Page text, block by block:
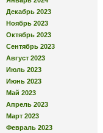
Декабрь 2023
Ноябрь 2023
Октябрь 2023
Сентябрь 2023
Август 2023
Июль 2023
Июнь 2023
Май 2023
Апрель 2023
Март 2023
Февраль 2023